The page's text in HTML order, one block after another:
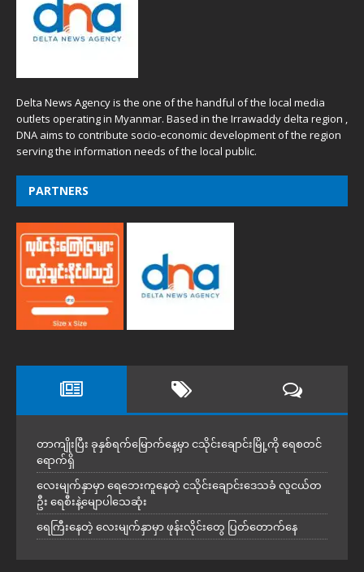
Delta News Agency is the one of the handful of the local media
outlets operating in Myanmar. Based in the Irrawaddy delta region ,
DNA aims to contribute socio-economic development of the region
serving the information needs of the local public.
PARTNERS
တာကျိုးပြီး ခုနှစ်ရက်မြောက်နေ့မှာ ငသိုင်းချောင်းမြို့ကို ရေစတင်
ရောက်ရှိ
လေးမျက်နှာမှာ ရေဘေးကူနေတဲ့ ငသိုင်းချောင်းဒေသခံ လူငယ်တ
ဦး ရေစီးနဲ့မျောပါသေဆုံး
ရေကြီးနေတဲ့ လေးမျက်နှာမှာ ဖုန်းလိုင်းတွေ ပြတ်တောက်နေ